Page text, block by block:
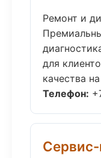
Ремонт и
для
качества
Телефон: